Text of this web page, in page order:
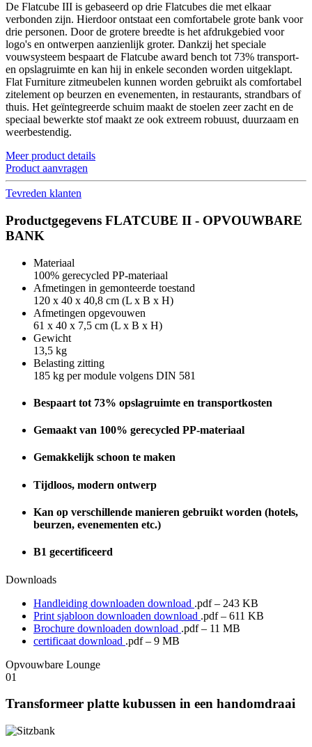
De Flatcube III is gebaseerd op drie Flatcubes die met elkaar
verbonden zijn. Hierdoor ontstaat een comfortabele grote bank voor
drie personen. Door de grotere breedte is het afdrukgebied voor
logo's en ontwerpen aanzienlijk groter. Dankzij het speciale
vouwsysteem bespaart de Flatcube award bench tot 73% transport-
en opslagruimte en kan hij in enkele seconden worden uitgeklapt.
Flat Furniture zitmeubelen kunnen worden gebruikt als comfortabel
zitelement op beurzen en evenementen, in restaurants, strandbars of
thuis. Het geïntegreerde schuim maakt de stoelen zeer zacht en de
speciaal bewerkte stof maakt ze ook extreem robuust, duurzaam en
weerbestendig.
Meer product details
Product aanvragen
Tevreden klanten
Productgegevens FLATCUBE II - OPVOUWBARE
BANK
Materiaal
100% gerecycled PP-materiaal
Afmetingen in gemonteerde toestand
120 x 40 x 40,8 cm (L x B x H)
Afmetingen opgevouwen
61 x 40 x 7,5 cm (L x B x H)
Gewicht
13,5 kg
Belasting zitting
185 kg per module volgens DIN 581
Bespaart tot 73% opslagruimte en transportkosten
Gemaakt van 100% gerecycled PP-materiaal
Gemakkelijk schoon te maken
Tijdloos, modern ontwerp
Kan op verschillende manieren gebruikt worden (hotels,
beurzen, evenementen etc.)
B1 gecertificeerd
Downloads
Handleiding downloaden download .pdf – 243 KB
Print sjabloon downloaden download .pdf – 611 KB
Brochure downloaden download .pdf – 11 MB
certificaat download .pdf – 9 MB
Opvouwbare Lounge
01
Transformeer platte kubussen in een handomdraai